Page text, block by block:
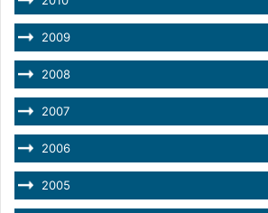
2009
2008
2007
2006
2005